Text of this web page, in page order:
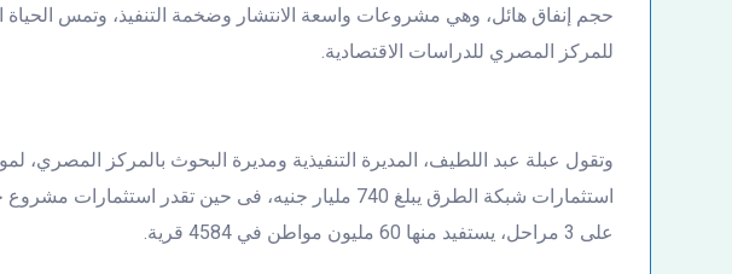
حجم إنفاق هائل، وهي مشروعات واسعة الانتشار وضخمة التنفيذ، وتمس
للمركز المصري للدراسات الاقتصادية.
وتقول عبلة عبد اللطيف، المديرة التنفيذية ومديرة البحوث بالمركز المصري،
على 3 مراحل، يستفيد منها 60 مليون مواطن في 4584 قرية.